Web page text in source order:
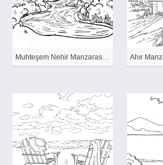
Muhteşem Nehir Manzarası Ücretsiz Ahır